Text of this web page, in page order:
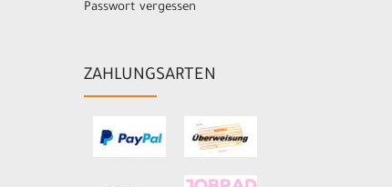
Passwort vergessen
ZAHLUNGSARTEN